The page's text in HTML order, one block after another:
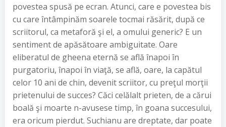
povestea spusă pe ecran. Atunci, care e povestea bis
cu care întâmpinăm soarele tocmai răsărit, după ce
scriitorul, ca metaforă şi el, a omului generic? E un
sentiment de apăsătoare ambiguitate. Oare
eliberatul de gheena eternă se află înapoi în
purgatoriu, înapoi în viaţă, se află, oare, la capătul
celor 10 ani de chin, devenit scriitor, cu preţul morţii
prietenului de succes? Căci celălalt prieten, de a cărui
boală şi moarte n-avusese timp, în goana succesului,
era oricum pierdut. Suchianu are dreptate, dar poate